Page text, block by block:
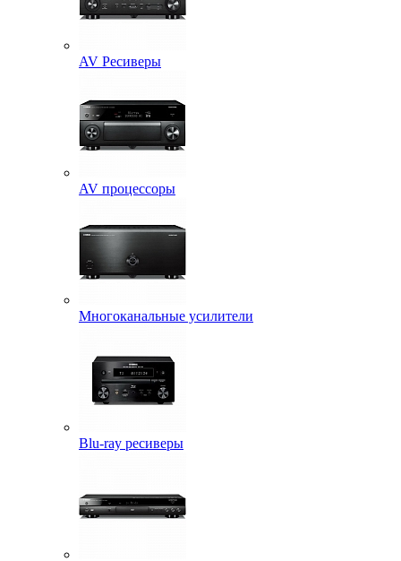
AV Ресиверы
AV процессоры
Многоканальные усилители
Blu-ray ресиверы